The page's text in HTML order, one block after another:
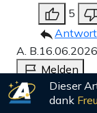
Dieser
dank
5
A. B.
Melden
Der wievielte